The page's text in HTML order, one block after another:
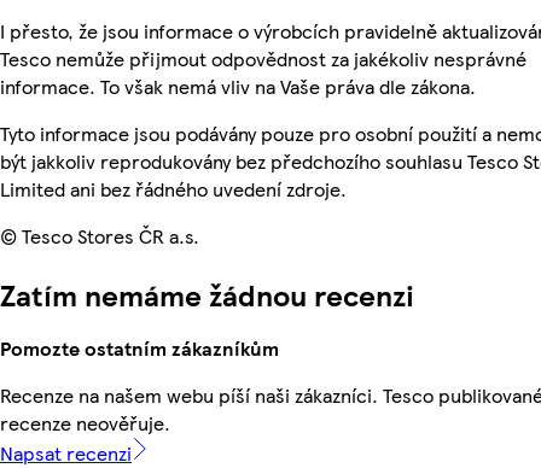
I přesto, že jsou informace o výrobcích pravidelně
Tesco nemůže přijmout odpovědnost za jakékoliv nesprávné
informace. To však nemá vliv na Vaše práva dle zákona.
Tyto informace jsou podávány pouze pro osobní použití a
být jakkoliv reprodukovány bez předchozího souhlasu Tesco
Limited ani bez řádného uvedení zdroje.
© Tesco Stores ČR a.s.
Zatím nemáme žádnou recenzi
Pomozte ostatním zákazníkům
Recenze na našem webu píší naši zákazníci. Tesco
recenze neověřuje.
Napsat recenzi